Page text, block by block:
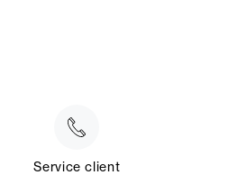
Service client